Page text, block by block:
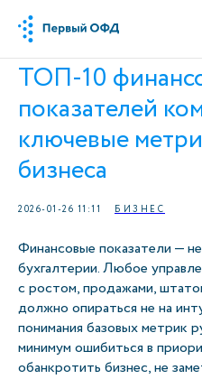
ТОП-10
показателей
ключевые
бизнеса
2026-01-26 11:11 БИЗНЕС
Финансовые показатели —
бухгалтерии. Любое
с ростом, продажами,
должно опираться не на
понимания базовых метрик
минимум ошибиться в
обанкротить бизнес, не